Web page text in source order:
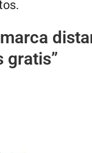
gratis”